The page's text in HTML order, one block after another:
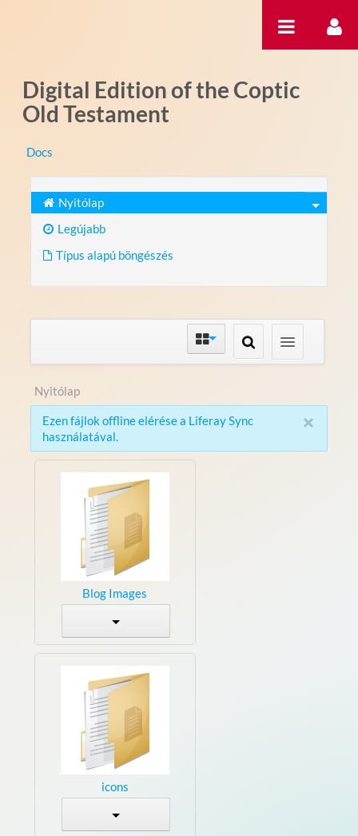
Digital Edition of the Coptic
Old Testament
Docs
Nyitólap
Legújabb
Típus alapú böngészés
Nyitólap
×
Ezen fájlok offline elérése a Liferay Sync
használatával.
Blog Images
icons